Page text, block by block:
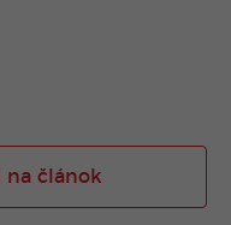
na článok